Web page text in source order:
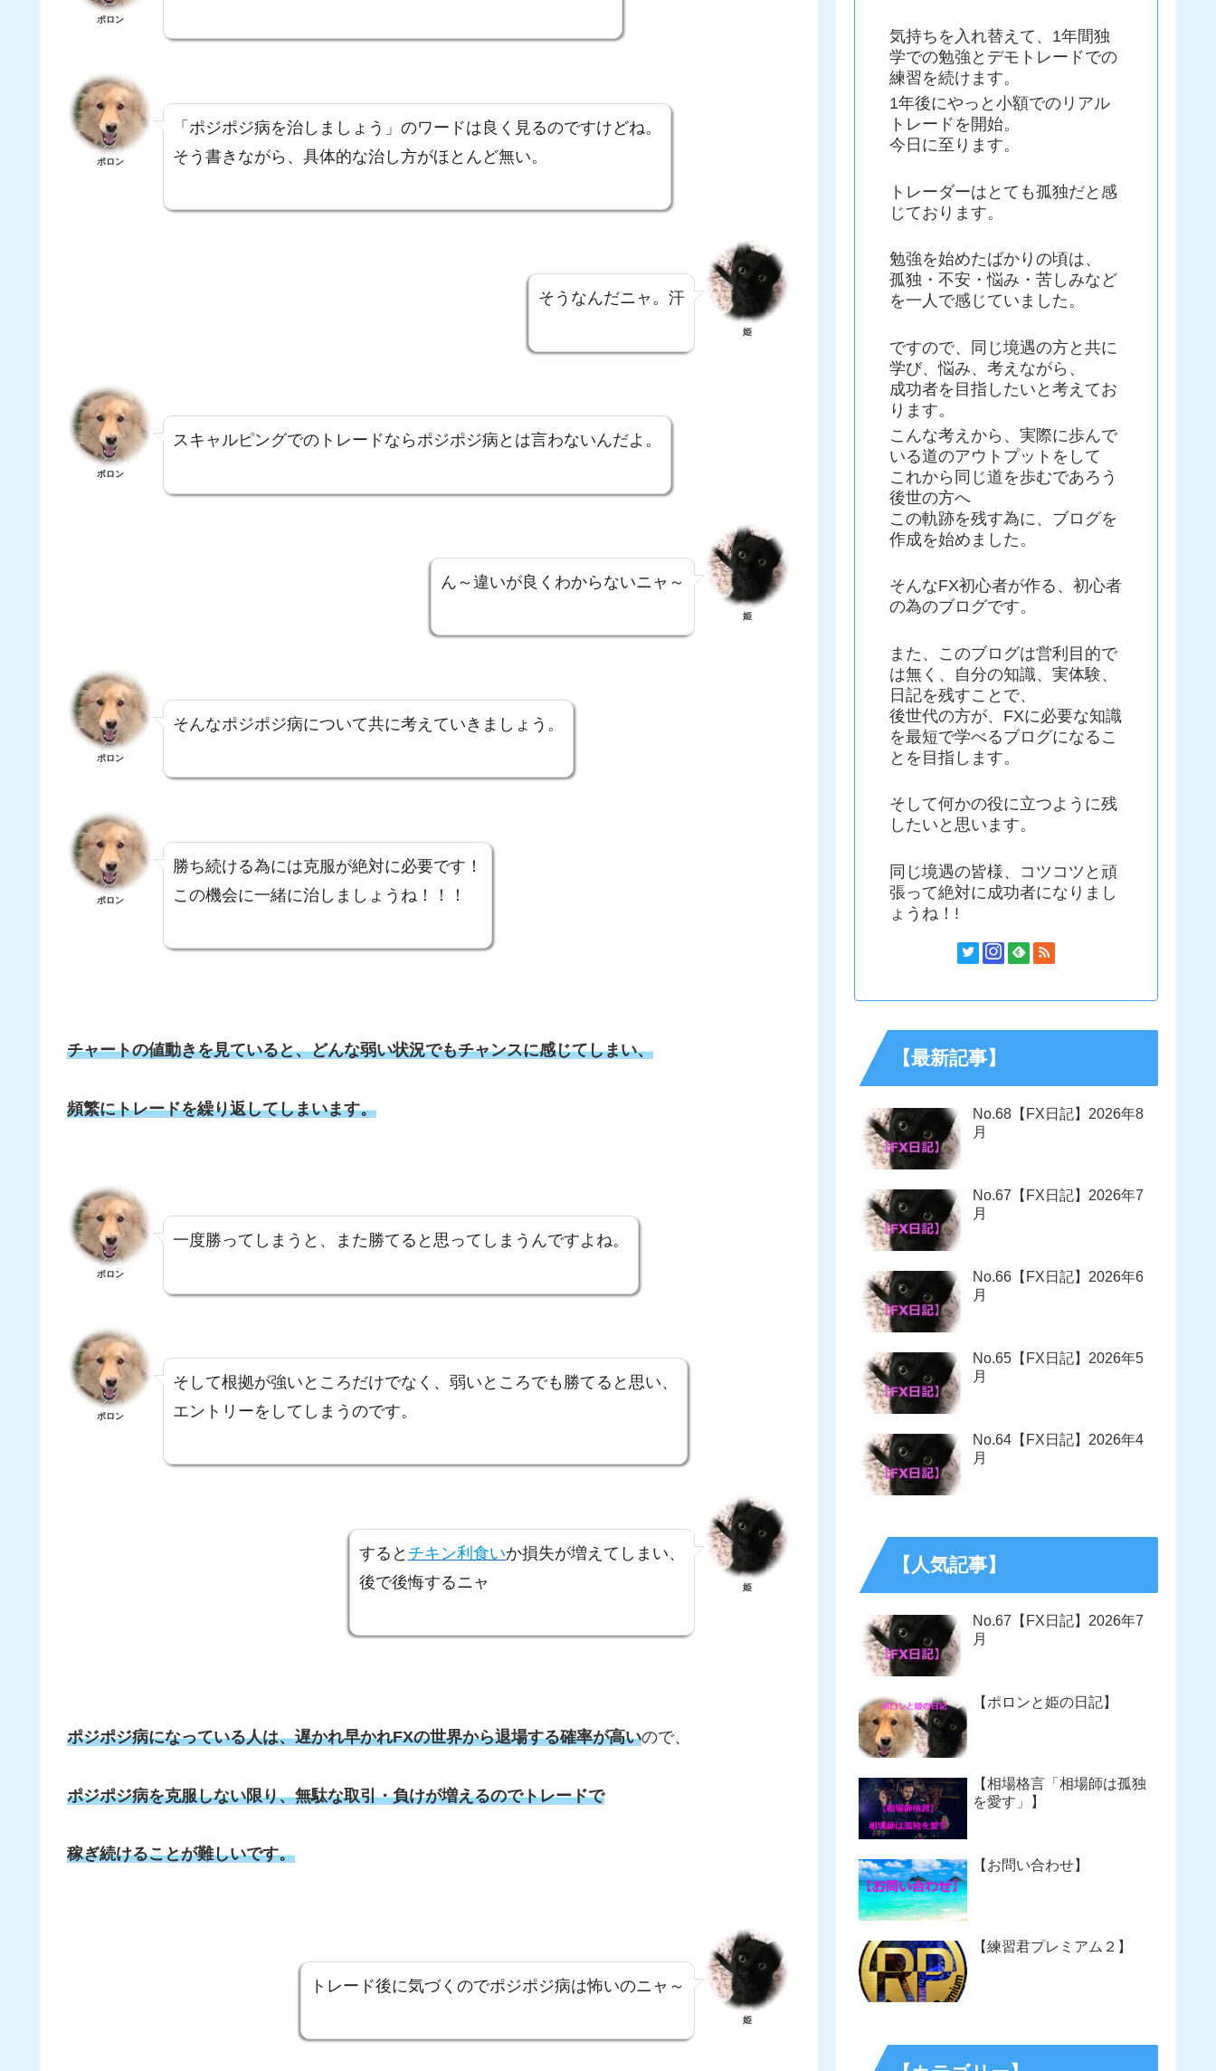
ポロン
ポロン
「ポジポジ病を治しましょう」のワードは良く見るのですけどね。
そう書きながら、具体的な治し方がほとんど無い。
そうなんだニャ。汗
姫
ポロン
スキャルピングでのトレードならポジポジ病とは言わないんだよ。
ん～違いが良くわからないニャ～
姫
ポロン
そんなポジポジ病について共に考えていきましょう。
ポロン
勝ち続ける為には克服が絶対に必要です！
この機会に一緒に治しましょうね！！！
チャートの値動きを見ていると、どんな弱い状況でもチャンスに感じてしまい、
頻繁にトレードを繰り返してしまいます。
ポロン
一度勝ってしまうと、また勝てると思ってしまうんですよね。
ポロン
そして根拠が強いところだけでなく、弱いところでも勝てると思い、
エントリーをしてしまうのです。
すると チキン利食いか損失が増えてしまい、
後で後悔するニャ
姫
ポジポジ病になっている人は、遅かれ早かれFXの世界から退場する確率が高いので、
ポジポジ病を克服しない限り、無駄な取引・負けが増えるのでトレードで
稼ぎ続けることが難しいです。
トレード後に気づくのでポジポジ病は怖いのニャ～
姫
気持ちを入れ替えて、1年間独
学での勉強とデモトレードでの
練習を続けます。
1年後にやっと小額でのリアル
トレードを開始。
今日に至ります。
トレーダーはとても孤独だと感
じております。
勉強を始めたばかりの頃は、
孤独・不安・悩み・苦しみなど
を一人で感じていました。
ですので、同じ境遇の方と共に
学び、悩み、考えながら、
成功者を目指したいと考えてお
ります。
こんな考えから、実際に歩んで
いる道のアウトプットをして
これから同じ道を歩むであろう
後世の方へ
この軌跡を残す為に、ブログを
作成を始めました。
そんなFX初心者が作る、初心者
の為のブログです。
また、このブログは営利目的で
は無く、自分の知識、実体験、
日記を残すことで、
後世代の方が、FXに必要な知識
を最短で学べるブログになるこ
とを目指します。
そして何かの役に立つように残
したいと思います。
同じ境遇の皆様、コツコツと頑
張って絶対に成功者になりまし
ょうね！!
【最新記事】
No.68【FX日記】2026年8
月
No.67【FX日記】2026年7
月
No.66【FX日記】2026年6
月
No.65【FX日記】2026年5
月
No.64【FX日記】2026年4
月
【人気記事】
No.67【FX日記】2026年7
月
【ポロンと姫の日記】
【相場格言「相場師は孤独
を愛す」】
【お問い合わせ】
【練習君プレミアム２】